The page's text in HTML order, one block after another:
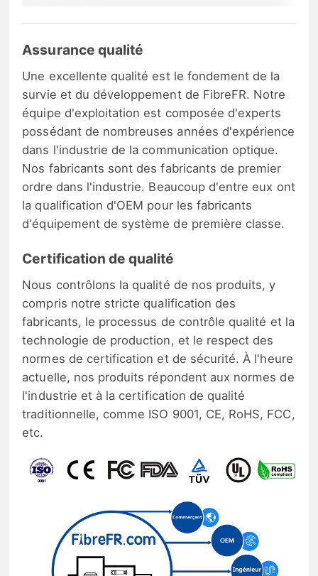
Assurance qualité
Une excellente qualité est le fondement de la
survie et du développement de FibreFR. Notre
équipe d'exploitation est composée d'experts
possédant de nombreuses années d'expérience
dans l'industrie de la communication optique.
Nos fabricants sont des fabricants de premier
ordre dans l'industrie. Beaucoup d'entre eux ont
la qualification d'OEM pour les fabricants
d'équipement de système de première classe.
Certification de qualité
Nous contrôlons la qualité de nos produits, y
compris notre stricte qualification des
fabricants, le processus de contrôle qualité et la
technologie de production, et le respect des
normes de certification et de sécurité. À l'heure
actuelle, nos produits répondent aux normes de
l'industrie et à la certification de qualité
traditionnelle, comme ISO 9001, CE, RoHS, FCC,
etc.